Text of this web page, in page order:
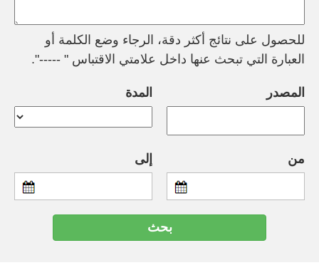
للحصول على نتائج أكثر دقة، الرجاء وضع الكلمة أو
العبارة التي تبحث عنها داخل علامتي الاقتباس " -----".
المصدر المدة
من إلى